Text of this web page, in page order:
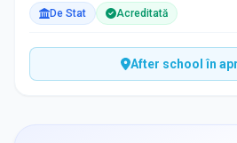
De Stat Acreditată
After school în